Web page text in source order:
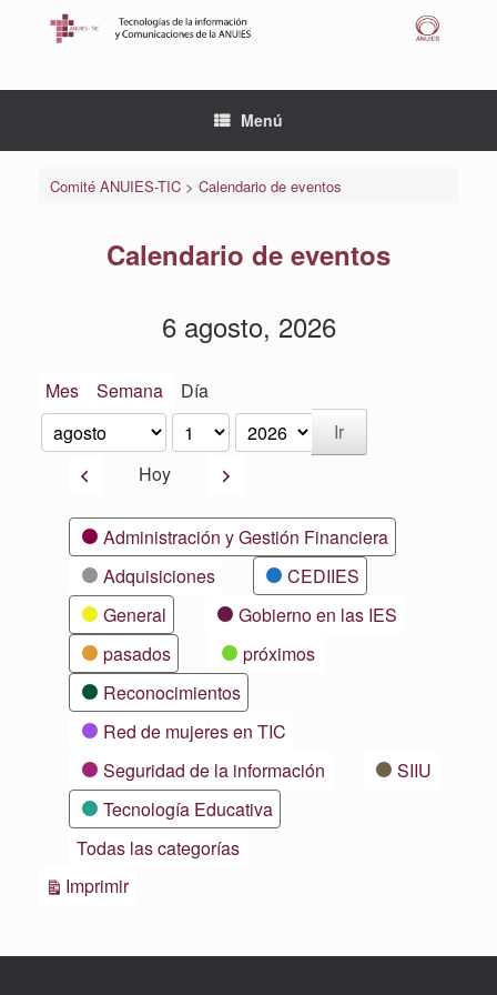
Menú
Comité ANUIES-TIC> Calendario de eventos
Calendario de eventos
6 agosto, 2026
Mes Semana Día
Mes
Día
Año
AnteriorHoy Siguiente
CategoríasAdministración y Gestión Financiera
Adquisiciones
CEDIIES
General
Gobierno en las IES
pasados
próximos
Reconocimientos
Red de mujeres en TIC
Seguridad de la información
SIIU
Tecnología Educativa
Todas las categorías
ImprimirVistas